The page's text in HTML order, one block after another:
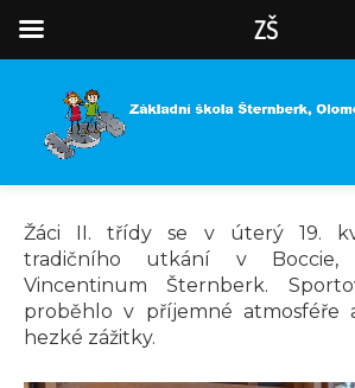
Žáci II. třídy se v úterý 19.
tradičního utkání v Boccie,
Vincentinum Šternberk.
proběhlo v příjemné atmosféře
hezké zážitky.
ZŠ